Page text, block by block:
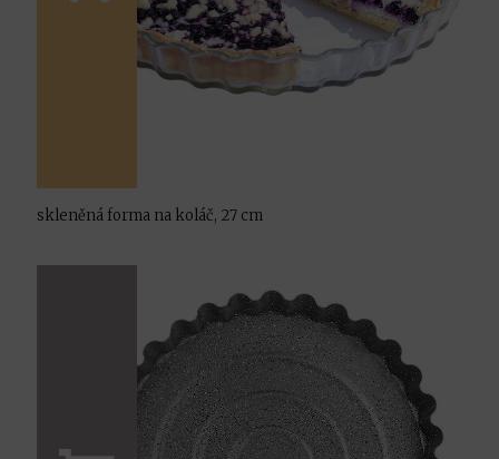
skleněná forma na koláč, 27 cm